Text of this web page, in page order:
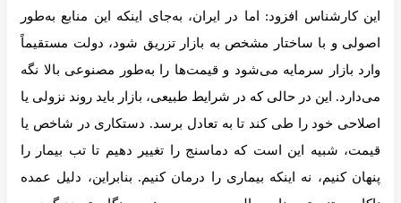
این کارشناس افزود: اما در ایران، به‌جای اینکه این منابع به‌طور
اصولی و با ساختار مشخص به بازار تزریق شود، دولت مستقیماً
وارد بازار سرمایه می‌شود و قیمت‌ها را به‌طور مصنوعی بالا نگه
می‌دارد. این در حالی که در شرایط طبیعی، بازار باید روند نزولی یا
اصلاحی خود را طی کند تا به تعادل برسد. دستکاری در شاخص یا
قیمت، شبیه این است که دماسنج را تغییر دهیم تا تب بیمار را
پنهان کنیم، نه اینکه بیماری را درمان کنیم. بنابراین، دلیل عمده